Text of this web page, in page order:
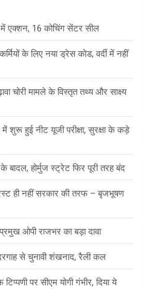
एक्शन, 16 कोचिंग सेंटर सील
के लिए नया ड्रेस कोड, वर्दी में नहीं
चोरी मामले के विस्तृत तथ्य और साक्ष्य
शुरू हुई नीट यूजी परीक्षा, सुरक्षा के कड़े
होर्मुज स्ट्रेट फिर पूरी तरह बंद
ही नहीं सरकार की तरफ – बृजभूषण
ओपी राजभर का बड़ा दावा
से चुनावी शंखनाद, रैली कल
पर सीएम योगी गंभीर, दिया ये